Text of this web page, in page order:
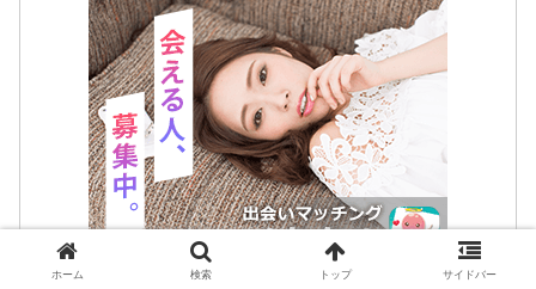
ホーム 検索 トップ サイドバー